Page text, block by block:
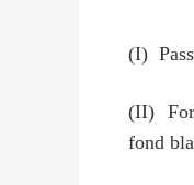
(I)
(II)
fond